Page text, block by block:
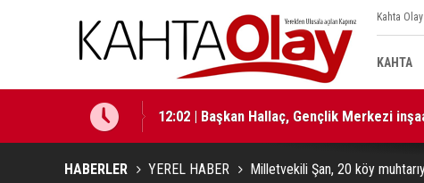
Kahta
KAHTA
12:02 | Başkan Hallaç, Gençlik Merkezi
12:01 | Milletvekili Şan: “Bu süreç birlik
HABERLER YEREL HABER Milletvekili Şan, 20 köy